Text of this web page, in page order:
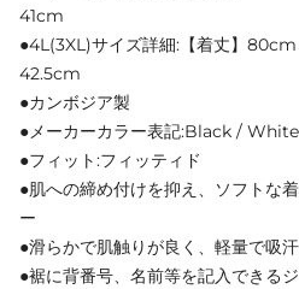
41cm
●4L(3XL)サイズ詳細:【着丈】80cm
42.5cm
●カンボジア製
●メーカーカラー表記:Black /
●フィット:フィッティド
●肌への締め付けを抑え、ソフトな
ー
●滑らかで肌触りが良く、軽量で吸
●裾に背番号、名前等を記入できる